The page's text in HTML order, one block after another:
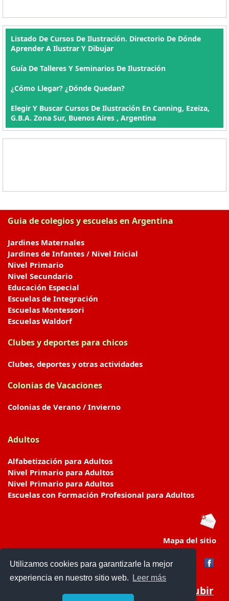
Utilizamos cookies para garantizarle la mejor
experiencia en nuestro sitio web.
Leer más
Listado De Cursos De Ilustración. Directorio De Dónde
Aprender A Ilustrar Y Dibujar
Guía De Talleres Y Seminarios De Ilustración
¿Cómo Llegar? ¿Dónde Quedan?
Elegir Y Buscar Cursos De Ilustración En Canning, Ezeiza,
G.B.A. Zona Sur, Buenos Aires , Argentina
Guia de colegios y escuelas en Argentina
Jardines Maternales
Jardines de Infantes / Nivel Inicial
Nivel Primario
Nivel Secundario
Educación Especial
Escuelas de Integración
Escuelas Montessori
Escuelas Waldorf
Clubes y deportes para chicos
Clubes, deportes y otras actividades
Colonias de Vacaciones
Colonias de Verano / Invierno
Adultos
Alfabetización para Adultos
Nivel Primario para Adultos
Nivel Primario para Adultos
Escuelas con Formación Profesional para Adultos
Mapa del sitio
Subir